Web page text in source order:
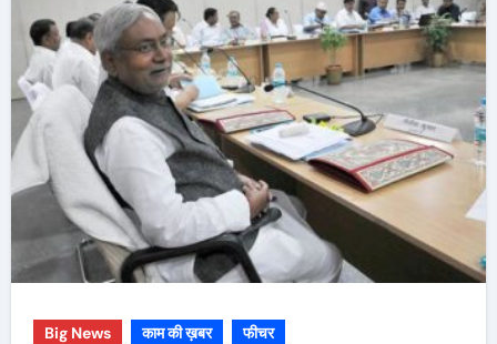
Big News काम की ख़बर फीचर